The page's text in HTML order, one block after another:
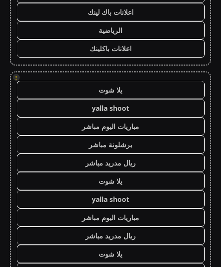
اعلانات باك لينك
الرياضية
اعلانات باكلينك
!
يلا شوت
yalla shoot
مباريات اليوم مباشر
برشلونة مباشر
ريال مدريد مباشر
يلا شوت
yalla shoot
مباريات اليوم مباشر
ريال مدريد مباشر
يلا شوت